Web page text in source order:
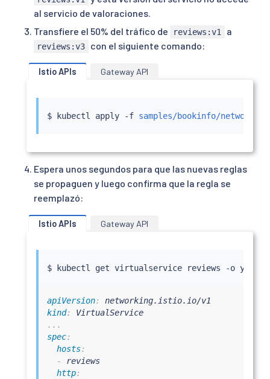
al servicio de valoraciones.
Transfiere el 50% del tráfico de
reviews:v1 a
reviews:v3 con el siguiente comando:
Istio APIs Gateway API
$ kubectl apply -f samples/bookinfo/
Espera unos segundos para que las nuevas reglas
se propaguen y luego confirma que la regla se
reemplazó:
Istio APIs Gateway API
$ kubectl
apiVersion:
kind:
VirtualService
...
spec:
hosts:
- reviews
http: